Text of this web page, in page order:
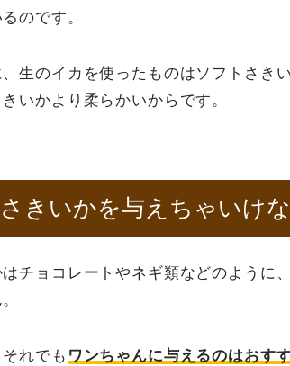
のです。
生のイカを使ったものはソフトさき
いかより柔らかいからです。
きいかを与えちゃいけ
チョコレートやネギ類などのように
れでも ワンちゃんに与えるのはおす